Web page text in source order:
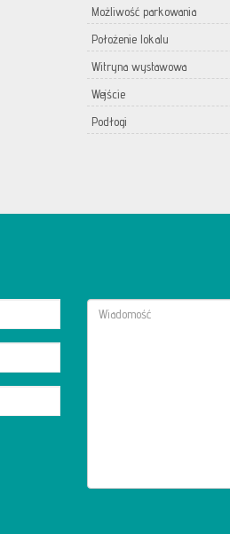
Możliwość parkowania
Położenie lokalu
Witryna wystawowa
Wejście
Podłogi